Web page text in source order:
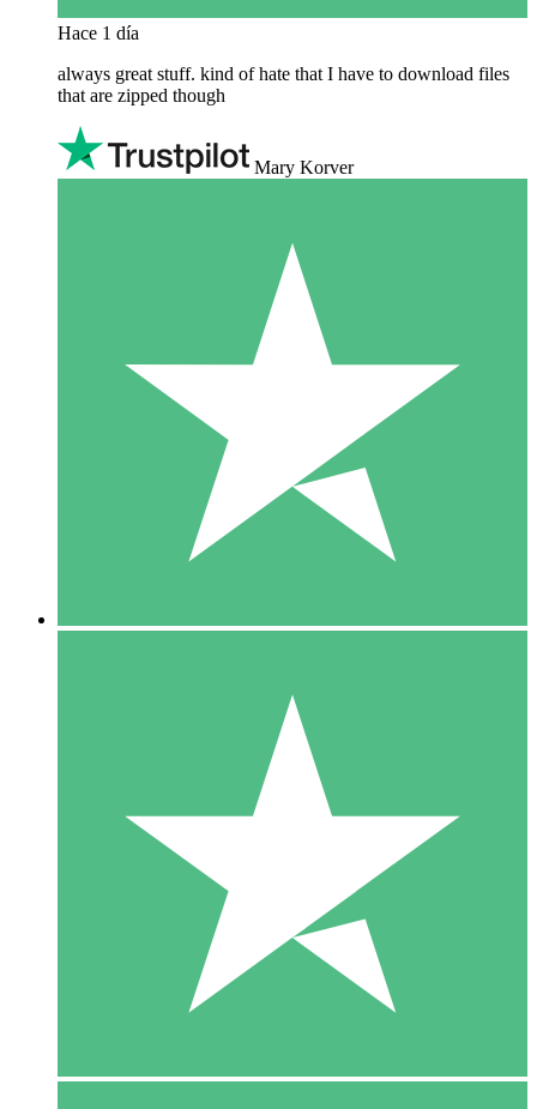
Hace 1 día
always great stuff. kind of hate that I have to download files
that are zipped though
Mary Korver